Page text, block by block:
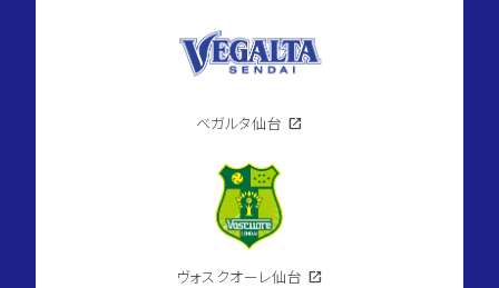
ベガルタ仙台 open_in_new
ヴォスクオーレ仙台 open_in_new